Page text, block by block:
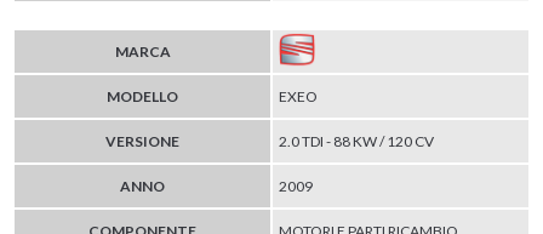
MARCA
MODELLO EXEO
VERSIONE 2.0 TDI - 88 KW / 120 CV
ANNO 2009